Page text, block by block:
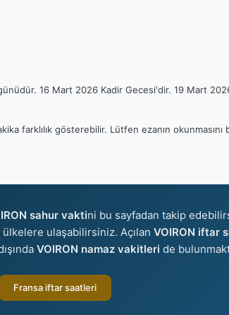
16 Mart 2026 Kadir Gecesi'dir. 19 Mart
farklılık gösterebilir. Lütfen ezanın
sahur vaktini bu sayfadan takip
ulaşabilirsiniz. Açılan VOIRON iftar
VOIRON namaz vakitleri de
Fransa iftar saatleri